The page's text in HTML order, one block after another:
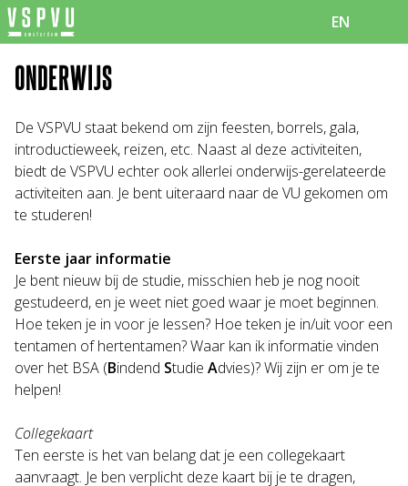
EN
ONDERWIJS
De VSPVU staat bekend om zijn feesten, borrels, gala,
introductieweek, reizen, etc. Naast al deze activiteiten,
biedt de VSPVU echter ook allerlei onderwijs-gerelateerde
activiteiten aan. Je bent uiteraard naar de VU gekomen om
te studeren!
Eerste jaar informatie
Je bent nieuw bij de studie, misschien heb je nog nooit
gestudeerd, en je weet niet goed waar je moet beginnen.
Hoe teken je in voor je lessen? Hoe teken je in/uit voor een
tentamen of hertentamen? Waar kan ik informatie vinden
over het BSA (Bindend Studie Advies)? Wij zijn er om je te
helpen!
Collegekaart
Ten eerste is het van belang dat je een collegekaart
aanvraagt. Je ben verplicht deze kaart bij je te dragen,